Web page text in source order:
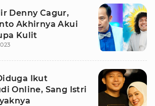
Denny Cagur,
Akhirnya Akui
Kulit
Ikut
Online, Sang Istri